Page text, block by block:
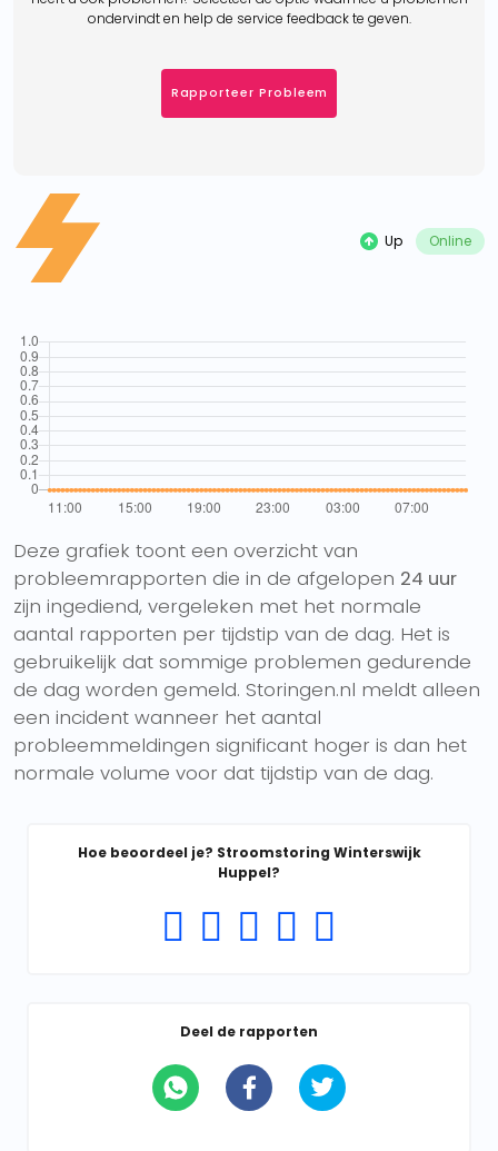
ondervindt en help de service feedback te geven.
Rapporteer Probleem
Up Online
Deze grafiek toont een overzicht van
probleemrapporten die in de afgelopen 24 uur
zijn ingediend, vergeleken met het normale
aantal rapporten per tijdstip van de dag. Het is
gebruikelijk dat sommige problemen gedurende
de dag worden gemeld. Storingen.nl meldt alleen
een incident wanneer het aantal
probleemmeldingen significant hoger is dan het
normale volume voor dat tijdstip van de dag.
Hoe beoordeel je? Stroomstoring Winterswijk
Huppel?
Deel de rapporten